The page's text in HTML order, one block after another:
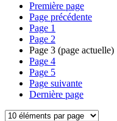
Première page
Page précédente
Page 1
Page 2
Page 3 (page actuelle)
Page 4
Page 5
Page suivante
Dernière page